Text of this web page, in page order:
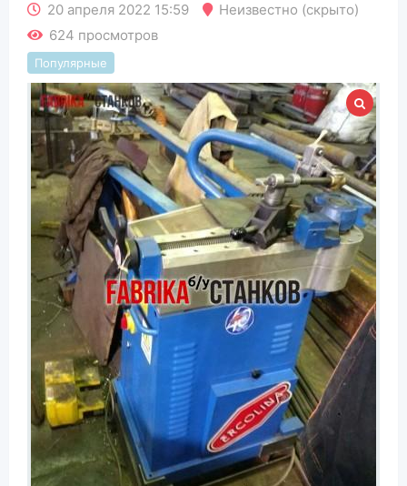
20 апреля 2022 15:59
Неизвестно (скрыто)
624 просмотров
Популярные